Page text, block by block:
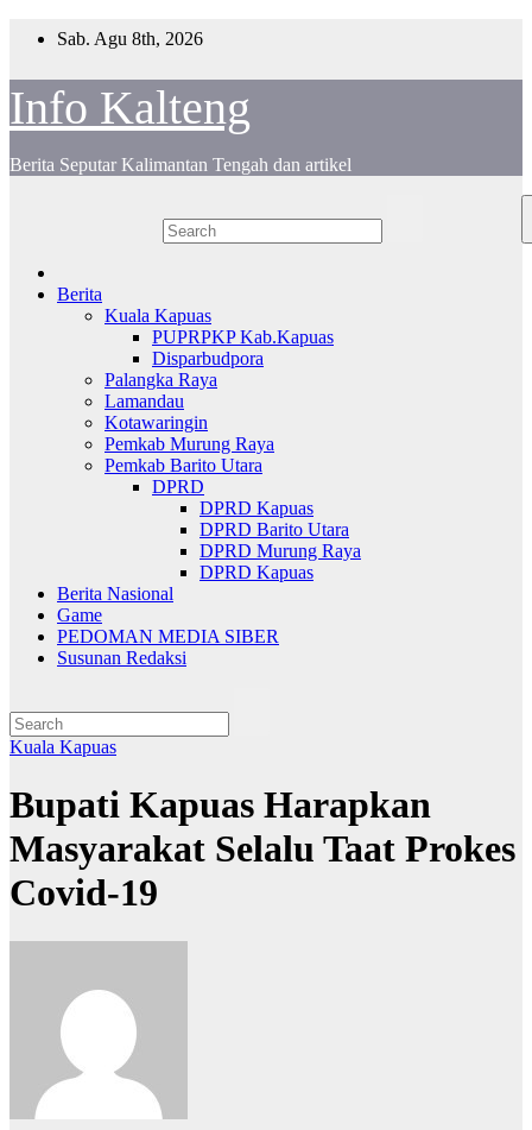
Sab. Agu 8th, 2026
Info Kalteng
Berita Seputar Kalimantan Tengah dan artikel
Berita
Kuala Kapuas
PUPRPKP Kab.Kapuas
Disparbudpora
Palangka Raya
Lamandau
Kotawaringin
Pemkab Murung Raya
Pemkab Barito Utara
DPRD
DPRD Kapuas
DPRD Barito Utara
DPRD Murung Raya
DPRD Kapuas
Berita Nasional
Game
PEDOMAN MEDIA SIBER
Susunan Redaksi
Kuala Kapuas
Bupati Kapuas Harapkan
Masyarakat Selalu Taat Prokes
Covid-19